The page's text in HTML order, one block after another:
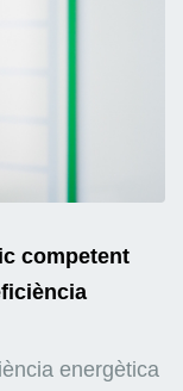
competent
energètica